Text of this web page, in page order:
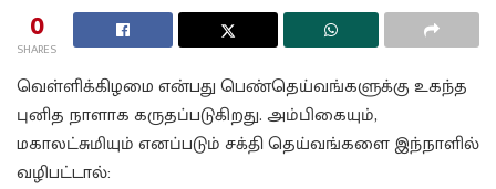
0
SHARES
வெள்ளிக்கிழமை என்பது பெண்தெய்வங்களுக்கு உகந்த
புனித நாளாக கருதப்படுகிறது. அம்பிகையும்,
மகாலட்சுமியும் எனப்படும் சக்தி தெய்வங்களை இந்நாளில்
வழிபட்டால்: